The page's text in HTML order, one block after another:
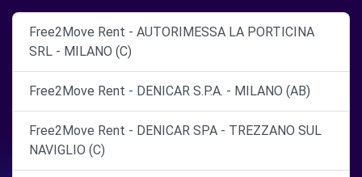
Free2Move Rent - AUTORIMESSA LA PORTICINA
SRL - MILANO (C)
Free2Move Rent - DENICAR S.P.A. - MILANO (AB)
Free2Move Rent - DENICAR SPA - TREZZANO SUL
NAVIGLIO (C)